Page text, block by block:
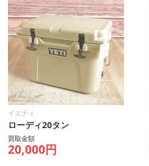
イエティ
ローディ20タン
買取金額
20,000円